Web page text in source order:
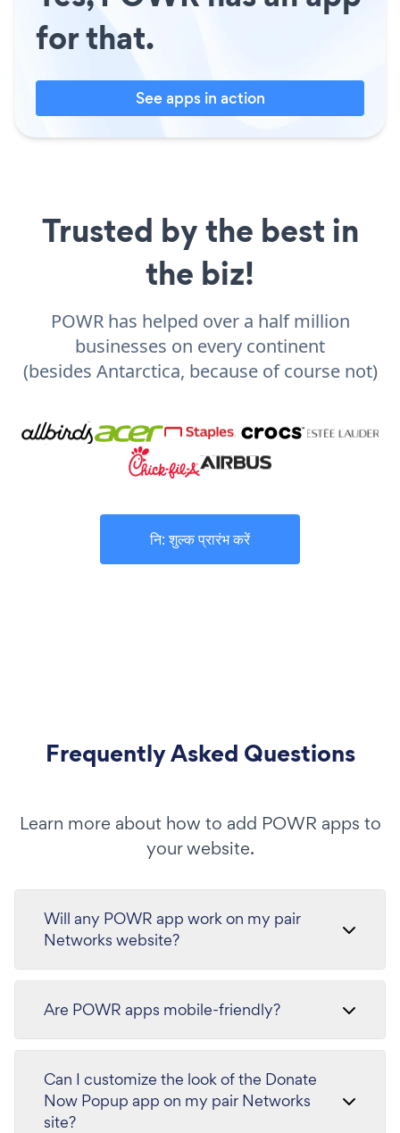
for that.
See apps in action
Trusted by the best in
the biz!
POWR has helped over a half million
businesses on every continent
(besides Antarctica, because of course not)
नि: शुल्क प्रारंभ करें
Frequently Asked Questions
Learn more about how to add POWR apps to
your website.
Will any POWR app work on my pair
Networks website?
Are POWR apps mobile-friendly?
Can I customize the look of the Donate
Now Popup app on my pair Networks
site?